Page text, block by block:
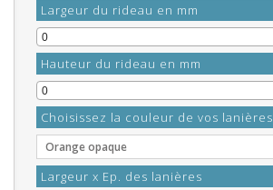
Largeur du rideau en mm
Hauteur du rideau en mm
Choisissez la couleur de vos lanières
Largeur x Ep. des lanières